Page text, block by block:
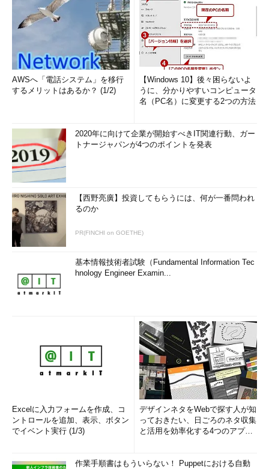
AWSへ「電話システム」を移行
するメリットはあるか？ (1/2)
【Windows 10】後々困らないよ
うに、分かりやすいコンピュータ
名（PC名）に変更する2つの方法
2020年に向けて企業が開始すべきIT関連行動、ガー
トナージャパンが4つのポイントを発表
【西野亮廣】投資してもらうには、何が一番問われ
るのか
PR(FINCHI on GOETHE)
基本情報技術者試験（Fundamental Information Tec
hnology Engineer Examin...
Excelに入力フォームを作成、コ
ントロールを追加、表示、ボタン
でイベント実行 (1/3)
デザインネタをWebで探す人が知
っておきたい、日ごろのネタ収集
と活用を効率化する4つのアプリ
作業手順書はもういらない！ Puppetにおける自動